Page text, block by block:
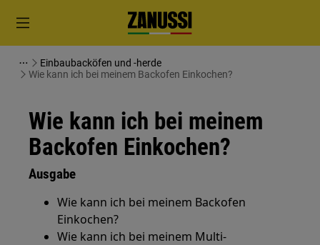
Einbaubacköfen und -herde
Wie kann ich bei meinem Backofen Einkochen?
Wie kann ich bei meinem
Backofen Einkochen?
Ausgabe
Wie kann ich bei meinem Backofen
Einkochen?
Wie kann ich bei meinem Multi-